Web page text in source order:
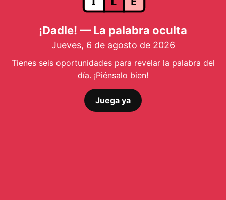
¡Dadle! — La palabra oculta
Jueves, 6 de agosto de 2026
Tienes seis oportunidades para revelar la palabra del
día. ¡Piénsalo bien!
Juega ya